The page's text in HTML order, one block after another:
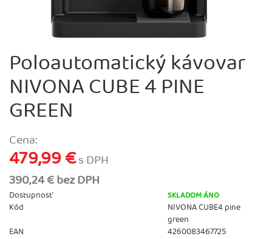
Poloautomatický kávovar
NIVONA CUBE 4 PINE
GREEN
Cena:
479,99 €s DPH
390,24 € bez DPH
Dostupnosť SKLADOM ÁNO
Kód
NIVONA CUBE4 pine
green
EAN
4260083467725